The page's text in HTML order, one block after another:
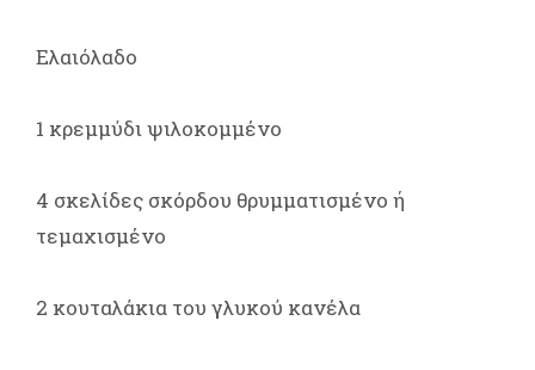
Ελαιόλαδο
1 κρεμμύδι ψιλοκομμένο
4 σκελίδες σκόρδου θρυμματισμένο ή
τεμαχισμένο
2 κουταλάκια του γλυκού κανέλα